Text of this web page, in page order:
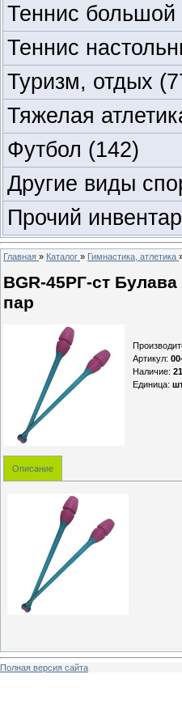
Теннис большой
Теннис
Туризм, отдых
Тяжелая
Футбол (142)
Другие виды
Прочий
Главная » Каталог » Гимнастика, атлетика
BGR-45РГ-ст
пар
Артикул:
Наличие: 21
Единица:
Описание
Полная версия сайта